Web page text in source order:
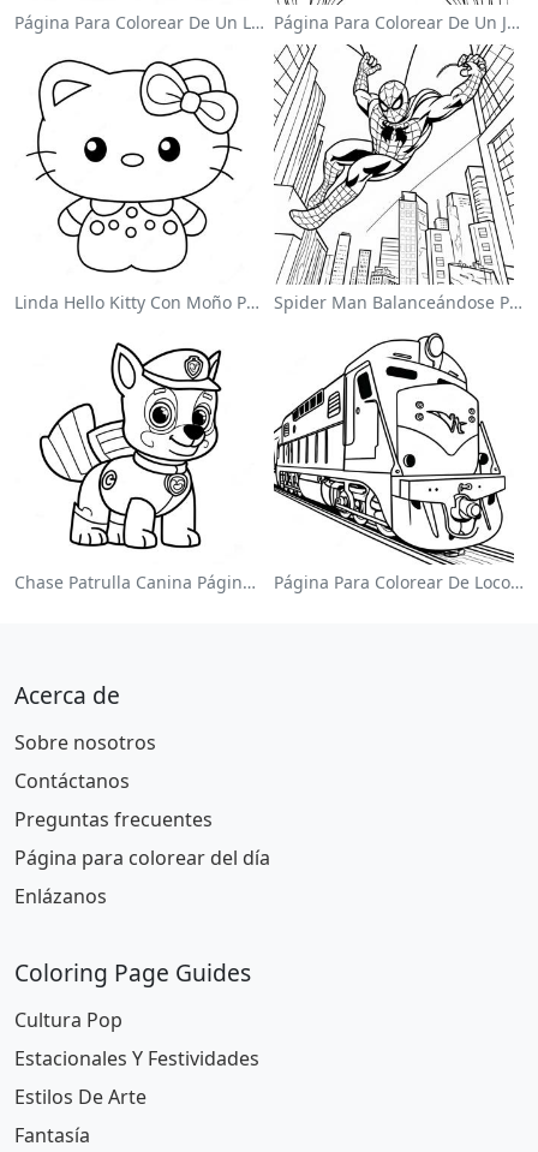
Página Para Colorear De Un Lindo Conejo De Pascua Página Para Colorear De Un Jardín De Flores Coloridas
Linda Hello Kitty Con Moño Para Colorear Spider Man Balanceándose Por La Ciudad Para Colorear
Chase Patrulla Canina Página Para Colorear Página Para Colorear De Locomotora Colorida
Acerca de
Sobre nosotros
Contáctanos
Preguntas frecuentes
Página para colorear del día
Enlázanos
Coloring Page Guides
Cultura Pop
Estacionales Y Festividades
Estilos De Arte
Fantasía